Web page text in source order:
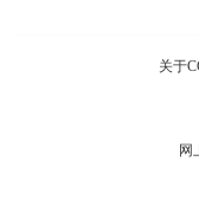
关于
网